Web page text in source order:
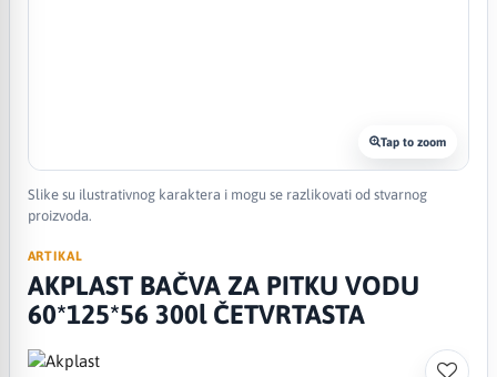
Tap to zoom
Slike su ilustrativnog karaktera i mogu se razlikovati od stvarnog
proizvoda.
ARTIKAL
AKPLAST BAČVA ZA PITKU VODU
60*125*56 300l ČETVRTASTA